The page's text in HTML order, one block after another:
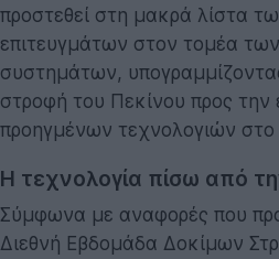
προστεθεί στη μακρά λίστα
επιτευγμάτων στον τομέα
συστημάτων,
στροφή του Πεκίνου προς
προηγμένων τεχνολογιών στο
Η τεχνολογία πίσω από
Σύμφωνα με αναφορές που
Διεθνή Εβδομάδα Δοκίμων